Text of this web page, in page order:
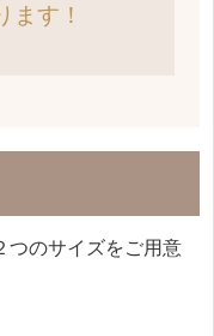
ます！
つのサイズをご用意